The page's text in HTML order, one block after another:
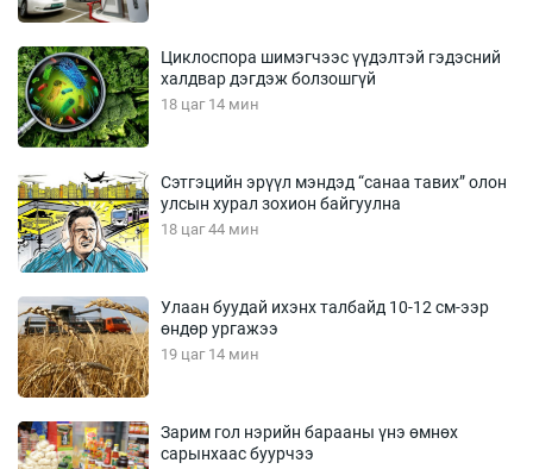
Циклоспора шимэгчээс үүдэлтэй гэдэсний
халдвар дэгдэж болзошгүй
18 цаг 14 мин
Сэтгэцийн эрүүл мэндэд “санаа тавих” олон
улсын хурал зохион байгуулна
18 цаг 44 мин
Улаан буудай ихэнх талбайд 10-12 см-ээр
өндөр ургажээ
19 цаг 14 мин
Зарим гол нэрийн барааны үнэ өмнөх
сарынхаас буурчээ